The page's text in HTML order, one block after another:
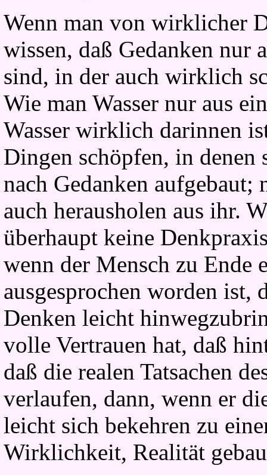
Wenn man von wirklicher
wissen, daß Gedanken nur
sind, in der auch wirklich
Wie man Wasser nur aus
Wasser wirklich darinnen
Dingen schöpfen, in
nach Gedanken aufgebaut;
auch herausholen aus ihr.
überhaupt keine
wenn der Mensch zu Ende
ausgesprochen worden ist,
Denken leicht
volle Vertrauen hat, daß
daß die realen Tatsachen
verlaufen, dann, wenn er
leicht sich bekehren zu
Wirklichkeit, Realität